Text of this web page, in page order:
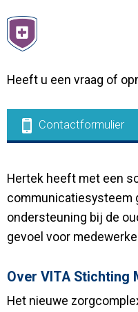
Heeft u een vraag of
Contactformulier
Hertek heeft met een
communicatiesysteem
ondersteuning bij de
gevoel voor
Over VITA Stichting
Het nieuwe